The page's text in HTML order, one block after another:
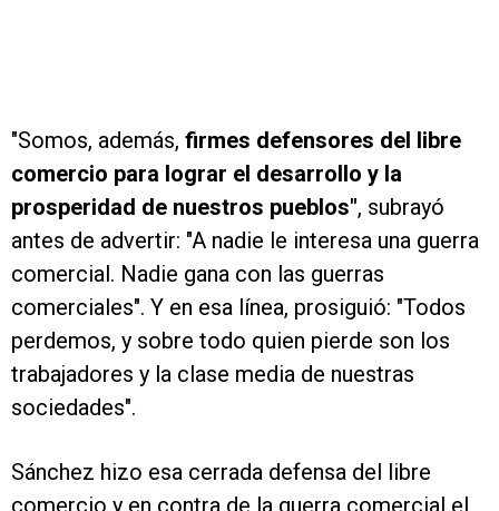
"Somos, además, firmes defensores del libre
comercio para lograr el desarrollo y la
prosperidad de nuestros pueblos", subrayó
antes de advertir: "A nadie le interesa una guerra
comercial. Nadie gana con las guerras
comerciales". Y en esa línea, prosiguió: "Todos
perdemos, y sobre todo quien pierde son los
trabajadores y la clase media de nuestras
sociedades".
Sánchez hizo esa cerrada defensa del libre
comercio y en contra de la guerra comercial el